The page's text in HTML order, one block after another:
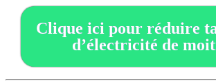
Clique ici pour réduire
d’électricité de